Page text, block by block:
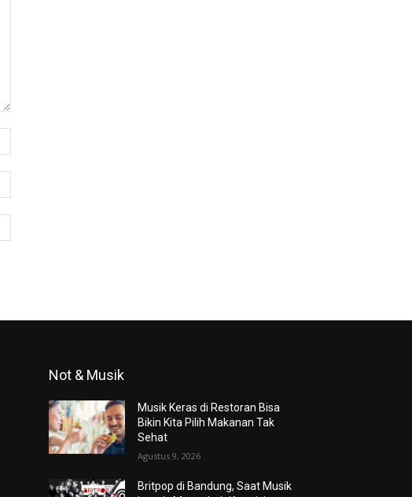
Not & Musik
Musik Keras di Restoran Bisa
Bikin Kita Pilih Makanan Tak
Sehat
Agustus 9, 2026
Britpop di Bandung, Saat Musik